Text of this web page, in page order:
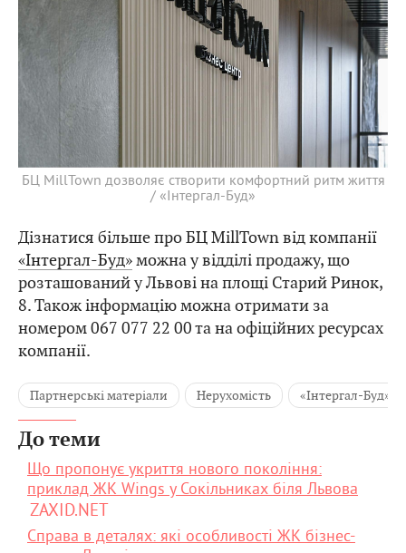
БЦ MillTown дозволяє створити комфортний ритм життя
/ «Інтергал-Буд»
Дізнатися більше про БЦ MillTown від компанії
«Інтергал-Буд»можна у відділі продажу, що
розташований у Львові на площі Старий Ринок,
8. Також інформацію можна отримати за
номером 067 077 22 00 та на офіційних ресурсах
компанії.
Партнерські матеріали Нерухомість «Інтергал-Буд»
До теми
Що пропонує укриття нового покоління:
приклад ЖК Wings у Сокільниках біля Львова
ZAXID.NET
Справа в деталях: які особливості ЖК бізнес-